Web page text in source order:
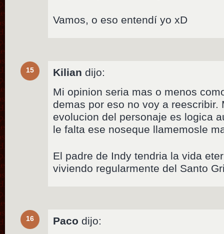
Vamos, o eso entendí yo xD
15 Kilian dijo:
Mi opinion seria mas o menos
demas por eso no voy a reescribir.
evolucion del personaje es logica
le falta ese noseque llamemosle
El padre de Indy tendria la vida
viviendo regularmente del Santo
16 Paco dijo: